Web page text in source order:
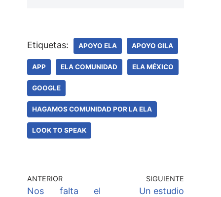
Etiquetas: APOYO ELA APOYO GILA
APP ELA COMUNIDAD ELA MÉXICO
GOOGLE
HAGAMOS COMUNIDAD POR LA ELA
LOOK TO SPEAK
ANTERIOR
Nos falta el
SIGUIENTE
Un estudio